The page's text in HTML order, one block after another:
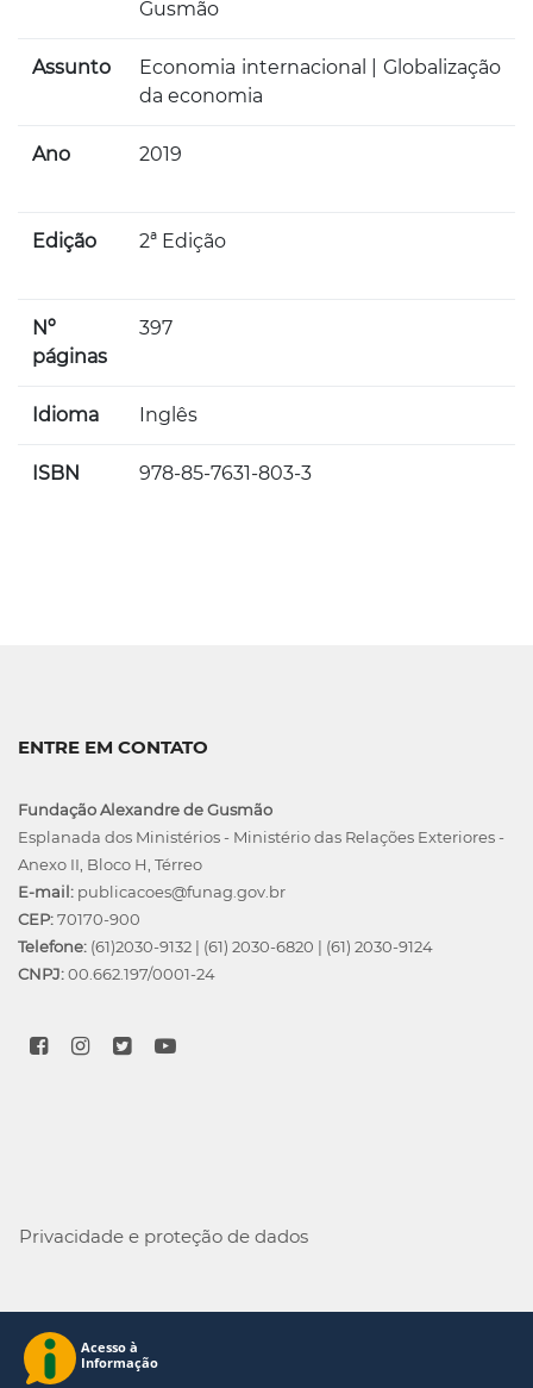
Gusmão
Assunto
Economia internacional | Globalização
da economia
Ano 2019
Edição 2ª Edição
Nº
páginas
397
Idioma Inglês
ISBN 978-85-7631-803-3
ENTRE EM CONTATO
Fundação Alexandre de Gusmão
Esplanada dos Ministérios - Ministério das Relações Exteriores -
Anexo II, Bloco H, Térreo
E-mail: publicacoes@funag.gov.br
CEP:70170-900
Telefone: (61)2030-9132 | (61) 2030-6820 | (61) 2030-9124
CNPJ:00.662.197/0001-24
Privacidade e proteção de dados